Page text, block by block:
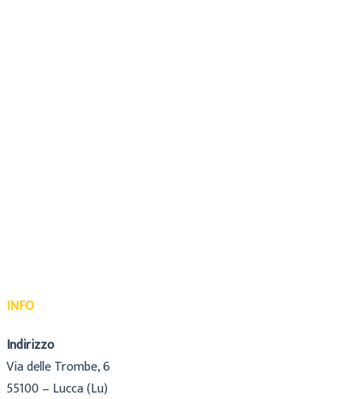
INFO
Indirizzo
Via delle Trombe, 6
55100 – Lucca (Lu)